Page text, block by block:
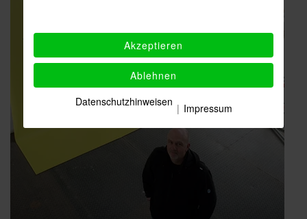
Akzeptieren
Ablehnen
Datenschutzhinweisen | Impressum